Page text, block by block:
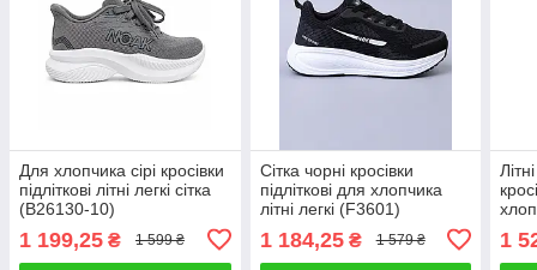
Для хлопчика сірі кросівки
підліткові літні легкі сітка
(B26130-10)
1 199,25 ₴ 1 599 ₴
Сітка чорні кросівки
підліткові для хлопчика
літні легкі (F3601)
1 184,25₴ 1 579 ₴ 1